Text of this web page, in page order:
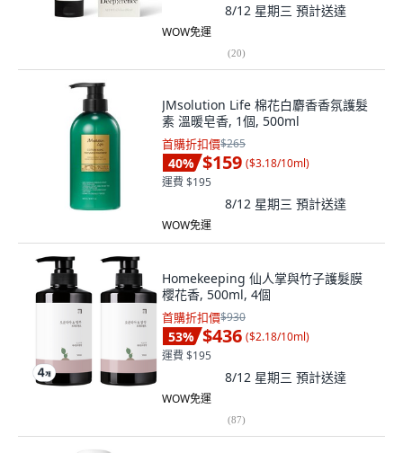
8/12 星期三 預計送達
WOW免運
(20)
JMsolution Life 棉花白麝香香氛護髮
素 溫暖皂香, 1個, 500ml
首購折扣價$265
40% $159 ($3.18/10ml)
運費 $195
8/12 星期三 預計送達
WOW免運
Homekeeping 仙人掌與竹子護髮膜
櫻花香, 500ml, 4個
首購折扣價$930
53% $436 ($2.18/10ml)
運費 $195
8/12 星期三 預計送達
WOW免運
(87)